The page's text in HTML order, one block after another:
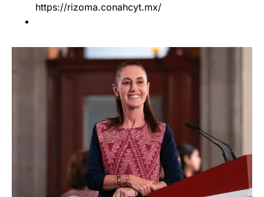
https://rizoma.conahcyt.mx/